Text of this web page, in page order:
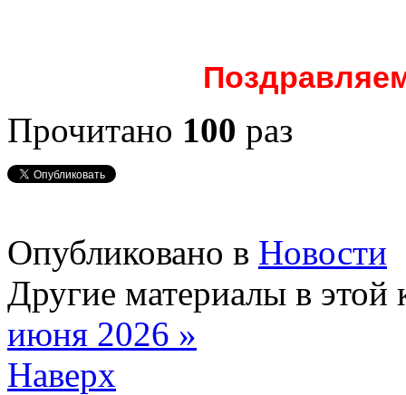
Прочитано 100 раз
Опубликовано в Новости
Другие материалы в этой
июня 2026 »
Наверх